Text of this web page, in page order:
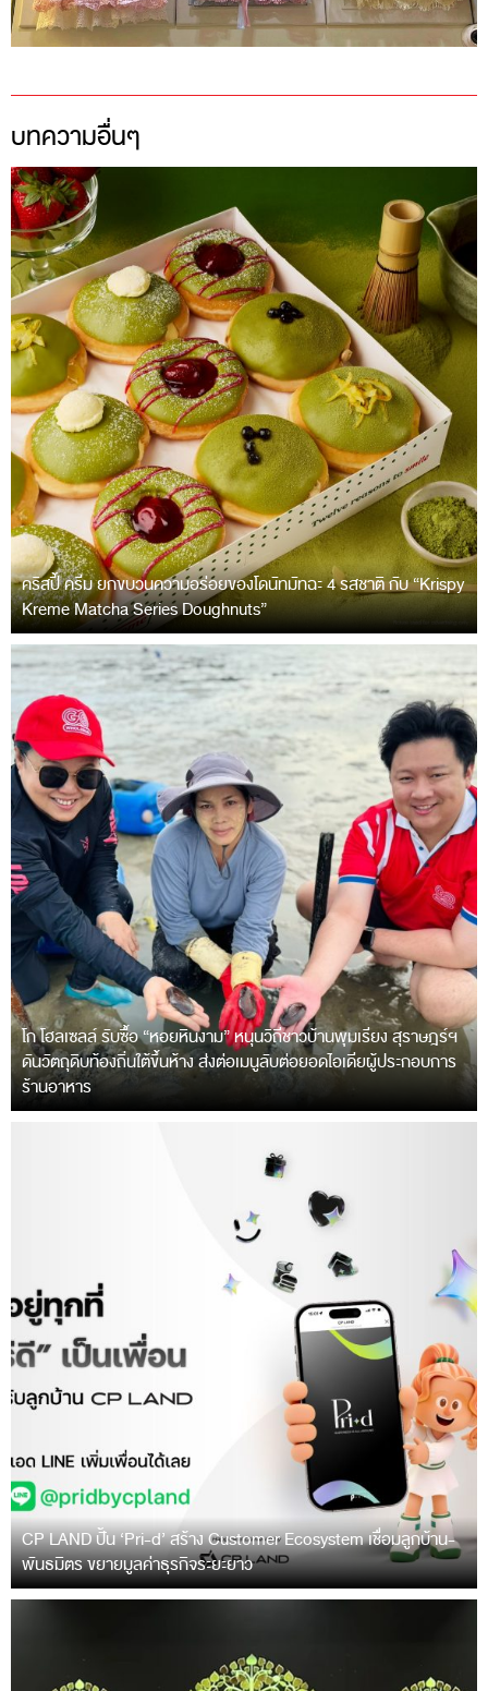
บทความอื่นๆ
คริสปี้ ครีม ยกขบวนความอร่อยของโดนัทมัทฉะ 4 รสชาติ กับ “Krispy
Kreme Matcha Series Doughnuts”
โก โฮลเซลล์ รับซื้อ “หอยหินงาม” หนุนวิถีชาวบ้านพุมเรียง สุราษฎร์ฯ
ดันวัตถุดิบท้องถิ่นใต้ขึ้นห้าง ส่งต่อเมนูลับต่อยอดไอเดียผู้ประกอบการ
ร้านอาหาร
CP LAND ปั้น ‘Pri-d’ สร้าง Customer Ecosystem เชื่อมลูกบ้าน-
พันธมิตร ขยายมูลค่าธุรกิจระยะยาว